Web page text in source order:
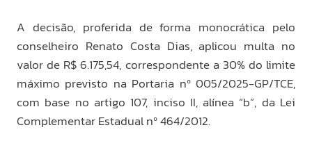
A decisão, proferida de forma monocrática pelo
conselheiro Renato Costa Dias, aplicou multa no
valor de R$ 6.175,54, correspondente a 30% do limite
máximo previsto na Portaria nº 005/2025-GP/TCE,
com base no artigo 107, inciso II, alínea “b”, da Lei
Complementar Estadual nº 464/2012.